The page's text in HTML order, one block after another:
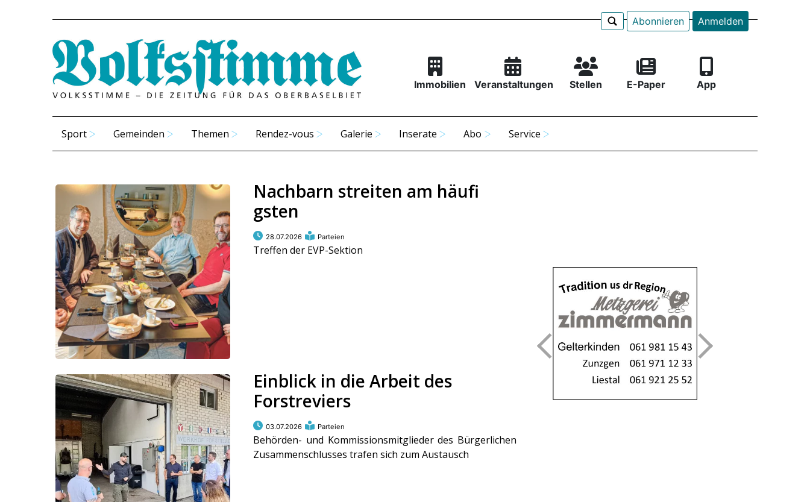
Abonnieren Anmelden
Immobilien Veranstaltungen Stellen E-Paper App
Sport Gemeinden Themen Rendez-vous Galerie Inserate Abo Service
Nachbarn streiten am häufi
gsten
28.07.2026 Parteien
Treffen der EVP-Sektion
Einblick in die Arbeit des
Forstreviers
03.07.2026 Parteien
Behörden- und Kommissionsmitglieder des Bürgerlichen
Zusammenschlusses trafen sich zum Austausch